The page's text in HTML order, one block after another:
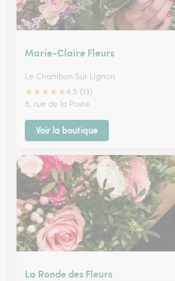
Marie-Claire Fleurs
Le Chambon Sur Lignon
★★★★★4.5 (13)
8, rue de la Poste
Voir la boutique
La Ronde des Fleurs